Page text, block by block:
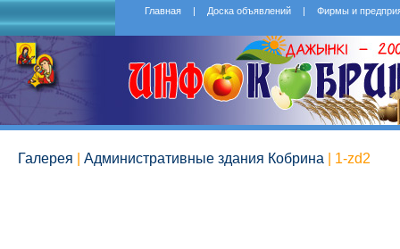
Главная | Доска объявлений | Фирмы и
Галерея Административные здания Кобрина | 1-zd2